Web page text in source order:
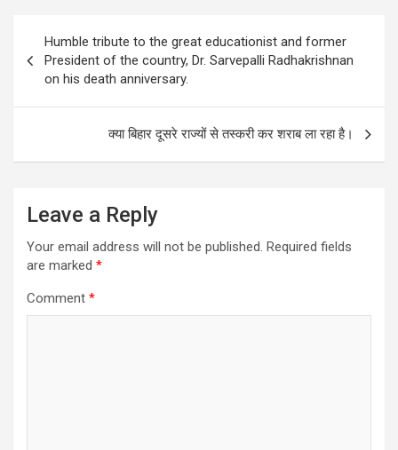
s
A
p
p
b
o
o
k
n
gr
a
navigation
Humble tribute to the great educationist and former
President of the country, Dr. Sarvepalli Radhakrishnan
on his death anniversary.
क्या बिहार दूसरे राज्यों से तस्करी कर शराब ला रहा है।
Leave a Reply
Your email address will not be published. Required fields
are marked *
Comment *